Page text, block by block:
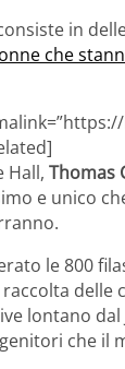
in
che
Hall, Thomas
e unico
le 800
delle
lontano
che il